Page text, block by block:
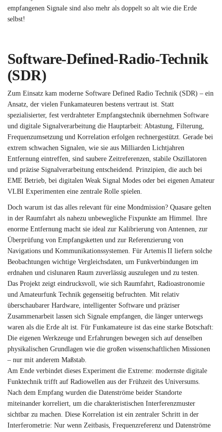
empfangenen Signale sind also mehr als doppelt so alt wie die Erde
selbst!
Software‑Defined‑Radio‑Technik
(SDR)
Zum Einsatz kam moderne Software Defined Radio Technik (SDR) – ein
Ansatz, der vielen Funkamateuren bestens vertraut ist. Statt
spezialisierter, fest verdrahteter Empfangstechnik übernehmen Software
und digitale Signalverarbeitung die Hauptarbeit: Abtastung, Filterung,
Frequenzumsetzung und Korrelation erfolgen rechnergestützt. Gerade bei
extrem schwachen Signalen, wie sie aus Milliarden Lichtjahren
Entfernung eintreffen, sind saubere Zeitreferenzen, stabile Oszillatoren
und präzise Signalverarbeitung entscheidend. Prinzipien, die auch bei
EME Betrieb, bei digitalen Weak Signal Modes oder bei eigenen Amateur
VLBI Experimenten eine zentrale Rolle spielen.
Doch warum ist das alles relevant für eine Mondmission? Quasare gelten
in der Raumfahrt als nahezu unbewegliche Fixpunkte am Himmel. Ihre
enorme Entfernung macht sie ideal zur Kalibrierung von Antennen, zur
Überprüfung von Empfangsketten und zur Referenzierung von
Navigations und Kommunikationssystemen. Für Artemis II liefern solche
Beobachtungen wichtige Vergleichsdaten, um Funkverbindungen im
erdnahen und cislunaren Raum zuverlässig auszulegen und zu testen.
Das Projekt zeigt eindrucksvoll, wie sich Raumfahrt, Radioastronomie
und Amateurfunk Technik gegenseitig befruchten. Mit relativ
überschaubarer Hardware, intelligenter Software und präziser
Zusammenarbeit lassen sich Signale empfangen, die länger unterwegs
waren als die Erde alt ist. Für Funkamateure ist das eine starke Botschaft:
Die eigenen Werkzeuge und Erfahrungen bewegen sich auf denselben
physikalischen Grundlagen wie die großen wissenschaftlichen Missionen
– nur mit anderem Maßstab.
Am Ende verbindet dieses Experiment die Extreme: modernste digitale
Funktechnik trifft auf Radiowellen aus der Frühzeit des Universums.
Nach dem Empfang wurden die Datenströme beider Standorte
miteinander korreliert, um die charakteristischen Interferenzmuster
sichtbar zu machen. Diese Korrelation ist ein zentraler Schritt in der
Interferometrie: Nur wenn Zeitbasis, Frequenzreferenz und Datenströme